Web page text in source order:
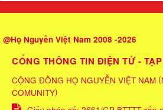
@Họ Nguyễn Việt Nam 2008 -2026
CỔNG THÔNG TIN ĐIỆN TỬ -
CỘNG ĐỒNG HỌ NGUYỄN VIỆT NAM (
COMUNITY)